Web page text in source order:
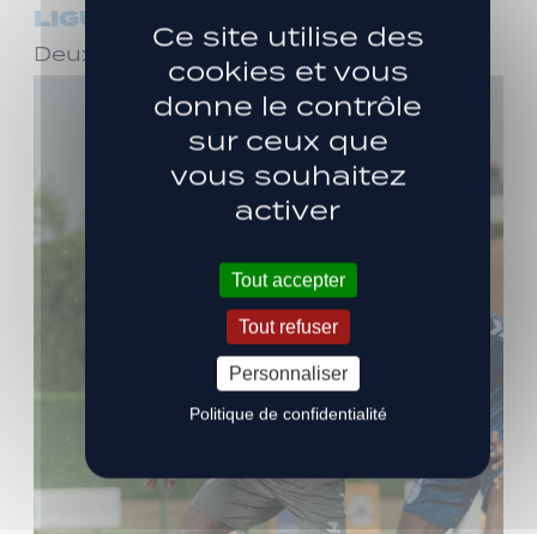
LIGUE 3
Deux ans de plus avec Stéphane Dief !
Ce site utilise des
cookies et vous
donne le contrôle
sur ceux que
vous souhaitez
activer
Tout accepter
Tout refuser
Personnaliser
Politique de confidentialité